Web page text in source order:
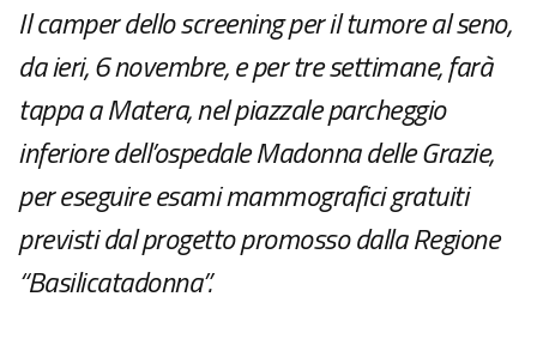
Il camper dello screening per il tumore al seno,
da ieri, 6 novembre, e per tre settimane, farà
tappa a Matera, nel piazzale parcheggio
inferiore dell’ospedale Madonna delle Grazie,
per eseguire esami mammografici gratuiti
previsti dal progetto promosso dalla Regione
“Basilicatadonna”.